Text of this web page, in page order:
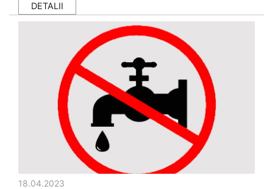
DETALII
18.04.2023